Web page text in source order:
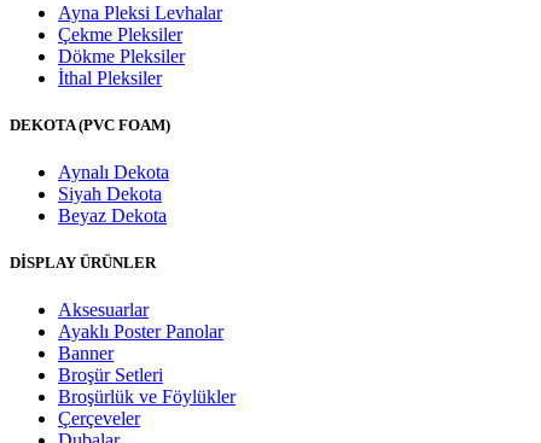
Ayna Pleksi Levhalar
Çekme Pleksiler
Dökme Pleksiler
İthal Pleksiler
DEKOTA (PVC FOAM)
Aynalı Dekota
Siyah Dekota
Beyaz Dekota
DİSPLAY ÜRÜNLER
Aksesuarlar
Ayaklı Poster Panolar
Banner
Broşür Setleri
Broşürlük ve Föylükler
Çerçeveler